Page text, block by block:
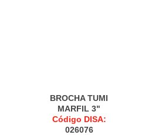
BROCHA TUMI
MARFIL 3"
Código DISA:
026076